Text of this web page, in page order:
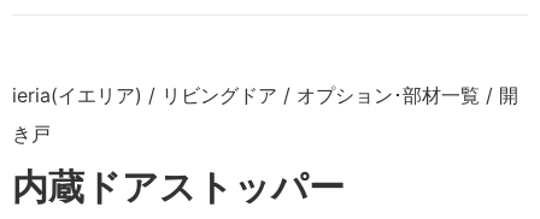
ieria(イエリア) / リビングドア / オプション･部材一覧 / 開
き戸
内蔵ドアストッパー